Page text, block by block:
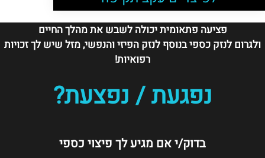
פציעה פתאומית יכולה לשבש את מהלך החיים
ולגרום לנזק כספי בנוסף לנזק הפיזי והנפשי, מזל שיש לך זכויות
רפואיות!
נפגעת / נפצעת?
בדוק/י אם מגיע לך פיצוי כספי